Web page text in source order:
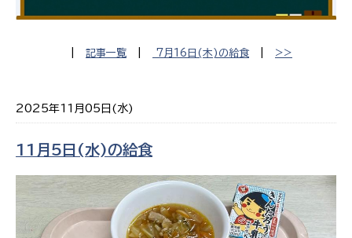
記事一覧 7月16日(木)の給食 >>
2025年11月05日(水)
11月5日(水)の給食